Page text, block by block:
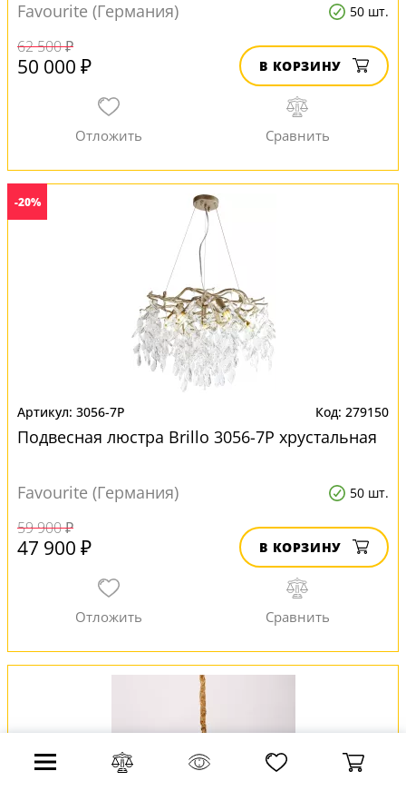
Favourite (Германия) 50 шт.
62 500 ₽
50 000 ₽ В КОРЗИНУ
-20%
3056-7P 279150
Подвесная люстра Brillo 3056-7P хрустальная
Favourite (Германия) 50 шт.
59 900 ₽
47 900 ₽ В КОРЗИНУ